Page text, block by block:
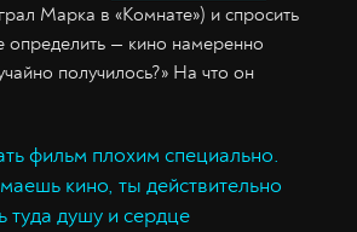
Марка в «Комнате») и спросить
определить — кино намеренно
получилось?» На что он
фильм плохим специально.
кино, ты действительно
туда душу и сердце